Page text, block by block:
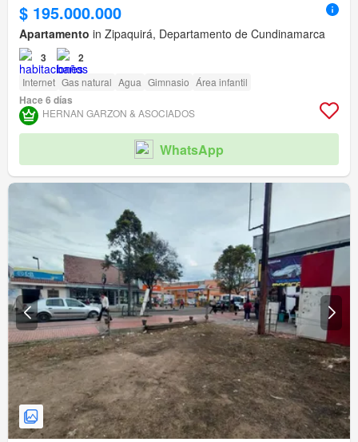
$ 195.000.000
Apartamento in Zipaquirá, Departamento de Cundinamarca
3 2
Internet Gas natural Agua Gimnasio Área infantil
Hace 6 días
HERNAN GARZON & ASOCIADOS
WhatsApp